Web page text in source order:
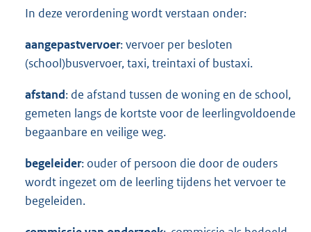
In deze verordening wordt verstaan onder:
aangepastvervoer: vervoer per besloten
(school)busvervoer, taxi, treintaxi of bustaxi.
afstand: de afstand tussen de woning en de school,
gemeten langs de kortste voor de leerlingvoldoende
begaanbare en veilige weg.
begeleider: ouder of persoon die door de ouders
wordt ingezet om de leerling tijdens het vervoer te
begeleiden.